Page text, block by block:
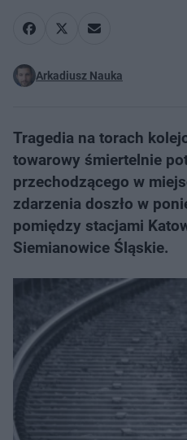
Arkadiusz Nauka
Tragedia na torach
towarowy śmiertelnie
przechodzącego w
zdarzenia doszło w
pomiędzy stacjami
Siemianowice Śląskie.